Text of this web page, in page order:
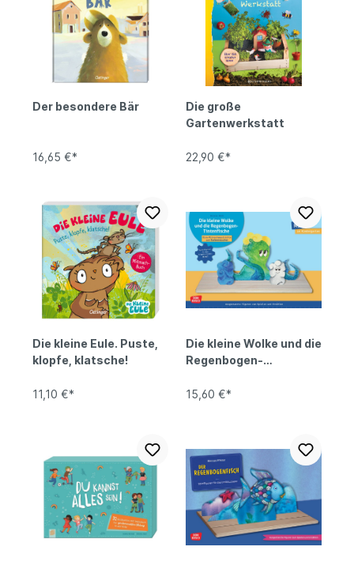
Der besondere Bär
16,65 €*
Die große
Gartenwerkstatt
22,90 €*
Die kleine Eule. Puste,
klopfe, klatsche!
11,10 €*
Die kleine Wolke und die
Regenbogen-
15,60 €*